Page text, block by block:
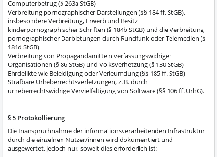
Computerbetrug (§ 263a StGB)
Verbreitung pornographischer Darstellungen (§§ 184 ff. StGB),
insbesondere Verbreitung, Erwerb und Besitz
kinderpornographischer Schriften (§ 184b StGB) und die Verbreitung
pornographischer Darbietungen durch Rundfunk oder Telemedien (§
184d StGB)
Verbreitung von Propagandamitteln verfassungswidriger
Organisationen (§ 86 StGB) und Volksverhetzung (§ 130 StGB)
Ehrdelikte wie Beleidigung oder Verleumdung (§§ 185 ff. StGB)
Strafbare Urheberrechtsverletzungen, z. B. durch
urheberrechtswidrige Vervielfältigung von Software (§§ 106 ff. UrhG).
§ 5 Protokollierung
Die Inanspruchnahme der informationsverarbeitenden Infrastruktur
durch die einzelnen Nutzer/innen wird dokumentiert und
ausgewertet, jedoch nur, soweit dies erforderlich ist: